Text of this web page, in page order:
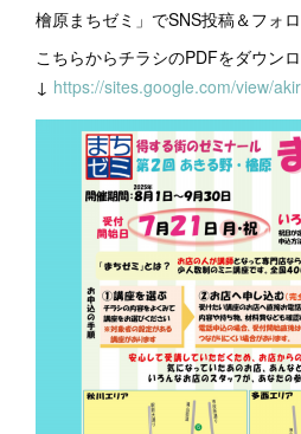
檜原まちゼミ」でSNS投稿＆フォ
こちらからチラシのPDFをダウン
↓ https://sites.google.com/view/